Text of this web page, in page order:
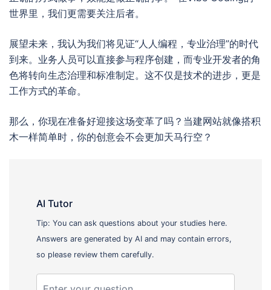
世界里，我们更需要关注后者。
展望未来，我认为我们将见证“人人编程，专业治理”的时代
到来。业务人员可以直接参与程序创建，而专业开发者的角
色将转向生态治理和标准制定。这不仅是技术的进步，更是
工作方式的革命。
那么，你现在准备好迎接这场变革了吗？当建网站就像搭积
木一样简单时，你的创意会不会更加天马行空？
AI Tutor
Tip: You can ask questions about your studies here.
Answers are generated by AI and may contain errors,
so please review them carefully.